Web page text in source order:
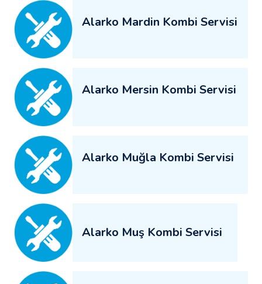
Alarko Mardin Kombi Servisi
Alarko Mersin Kombi Servisi
Alarko Muğla Kombi Servisi
Alarko Muş Kombi Servisi